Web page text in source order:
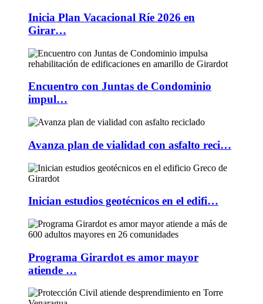
Inicia Plan Vacacional Ríe 2026 en
Girar…
Encuentro con Juntas de Condominio
impul…
Avanza plan de vialidad con asfalto reci…
Inician estudios geotécnicos en el edifi…
Programa Girardot es amor mayor
atiende …